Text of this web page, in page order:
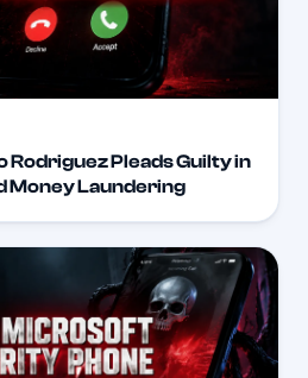
Rodriguez Pleads Guilty in
Money Laundering